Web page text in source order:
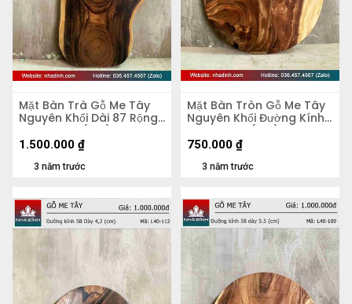
Mặt Bàn Trà Gỗ Me Tây
Nguyên Khối Dài 87 Rộng
50 Dày 5,4 (cm)
3 năm trước
1.500.000 ₫
Mặt Bàn Tròn Gỗ Me Tây
Nguyên Khối Đường Kính
56 Dày 4,8 (cm)
3 năm trước
750.000 ₫